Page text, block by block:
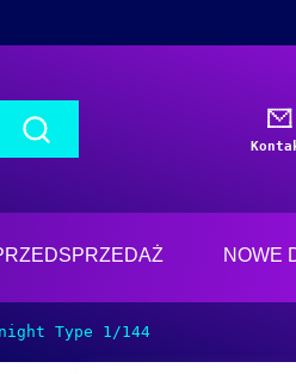
Szukaj
NOWE
Type 1/144